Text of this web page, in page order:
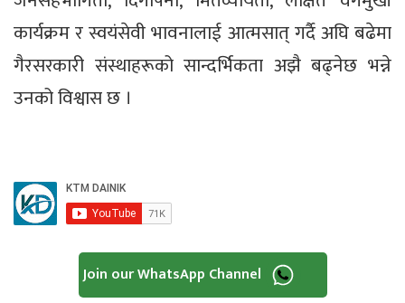
कार्यक्रम र स्वयंसेवी भावनालाई आत्मसात् गर्दै अघि बढेमा
गैरसरकारी संस्थाहरूको सान्दर्भिकता अझै बढ्नेछ भन्ने
उनको विश्वास छ ।
Join our WhatsApp Channel